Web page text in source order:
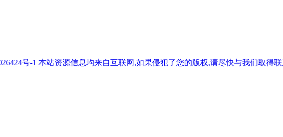
号-1 本站资源信息均来自互联网,如果侵犯了您的版权,请尽快与我们取得联